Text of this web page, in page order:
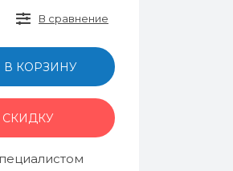
В сравнение
В КОРЗИНУ